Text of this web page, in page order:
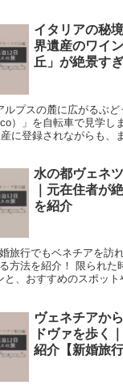
イタリアの秘
界遺産のワイ
丘」が絶景す
ルプスの麓に広がるぶ
）」を自転車で見学し
に登録されながらも、
だけたらと思います！
水の都ヴェネ
｜元在住者が
を紹介
旅行でもベネチアを訪
方法を紹介！ 限られた
と、おすすめのスポッ
ヴェネチアか
ドヴァを歩く
紹介【新婚旅行